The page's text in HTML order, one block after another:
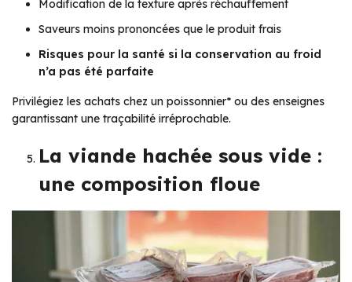
Modification de la texture après réchauffement
Saveurs moins prononcées que le produit frais
Risques pour la santé si la conservation au froid
n’a pas été parfaite
Privilégiez les achats chez un poissonnier* ou des enseignes
garantissant une traçabilité irréprochable.
La viande hachée sous vide :
une composition floue